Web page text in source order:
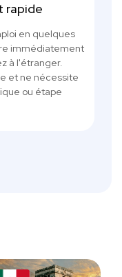
rapide
en quelques
immédiatement
à l'étranger.
et ne nécessite
ou étape